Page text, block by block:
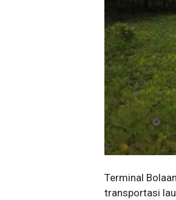
Terminal
transportasi